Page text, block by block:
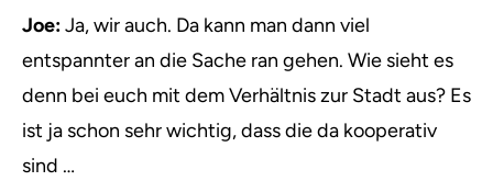
Joe:Ja, wir auch. Da kann man dann viel
entspannter an die Sache ran gehen. Wie sieht es
denn bei euch mit dem Verhältnis zur Stadt aus? Es
ist ja schon sehr wichtig, dass die da kooperativ
sind …